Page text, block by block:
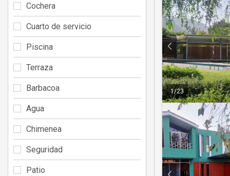
1/23
Cochera
Cuarto de servicio
Piscina
Terraza
Barbacoa
Agua
Chimenea
Seguridad
Patio